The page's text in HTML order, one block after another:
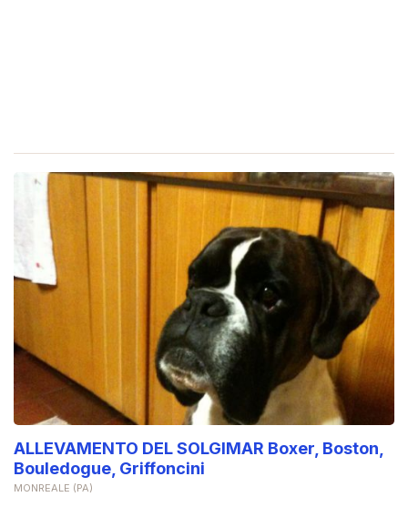
ALLEVAMENTO DEL SOLGIMAR Boxer, Boston,
Bouledogue, Griffoncini
MONREALE (PA)